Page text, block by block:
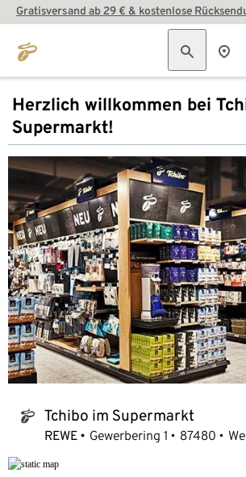
Gratisversand ab 29 € & kostenlose
Herzlich willkommen bei
Supermarkt!
tchibo_logo Tchibo im Supermarkt
REWE Gewerbering 1 87480